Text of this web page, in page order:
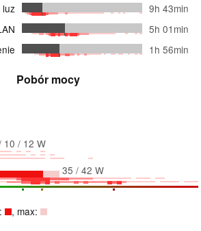
luz
9h 43min
5h 01min
1h 56min
Pobór mocy
10 / 12 W
35 / 42 W
, max: